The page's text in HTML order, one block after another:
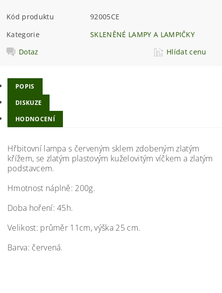
Kód produktu
92005CE
Kategorie
SKLENĚNÉ LAMPY A LAMPIČKY
Dotaz
Hlídat cenu
POPIS
DISKUZE
HODNOCENÍ
Hřbitovní lampa s červeným sklem zdobeným zlatým
křížem, se zlatým plastovým kuželovitým víčkem a zlatým
podstavcem.
Hmotnost náplně: 200g.
Doba hoření: 45h.
Velikost: průměr 11cm, výška 25 cm.
Barva: červená.